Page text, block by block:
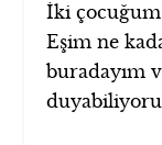
İki çocuğum
Eşim ne
buradayım